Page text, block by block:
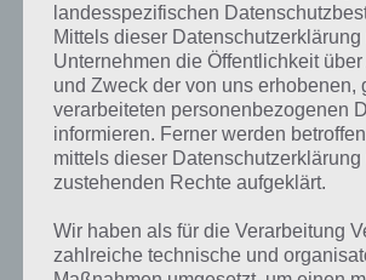
Nun noch ein paar Asphalt Xtreme Tipps zum
Fahrzeuge. Mit jedem erhöhtem Level steigen
Karten, die benötigt werden, um das Upgrade
raten dir dazu, nicht jedesmal ein Upgrade zu
möglich ist. Spiele stattdessen die Karriere
Fahrzeug nur, wenn dies für die Karriere
landesspezifischen
Mittels dieser
Unternehmen die Öffentlichkeit über
und Zweck der von uns erhobenen,
verarbeiteten personenbezogenen
informieren. Ferner werden
mittels dieser
zustehenden Rechte aufgeklärt.
Wir haben als für die Verarbeitung
zahlreiche technische und